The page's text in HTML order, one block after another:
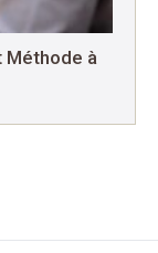
Méthode à